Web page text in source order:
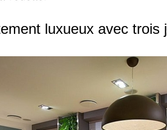
luxueux avec trois